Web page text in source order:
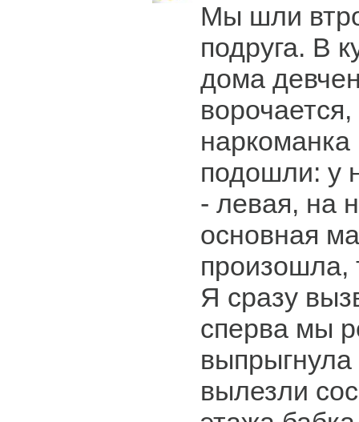
Мы шли
подруга. В
дома
подошли: у
- левая, на
основная
произошла,
Я сразу
сперва мы
вылезли